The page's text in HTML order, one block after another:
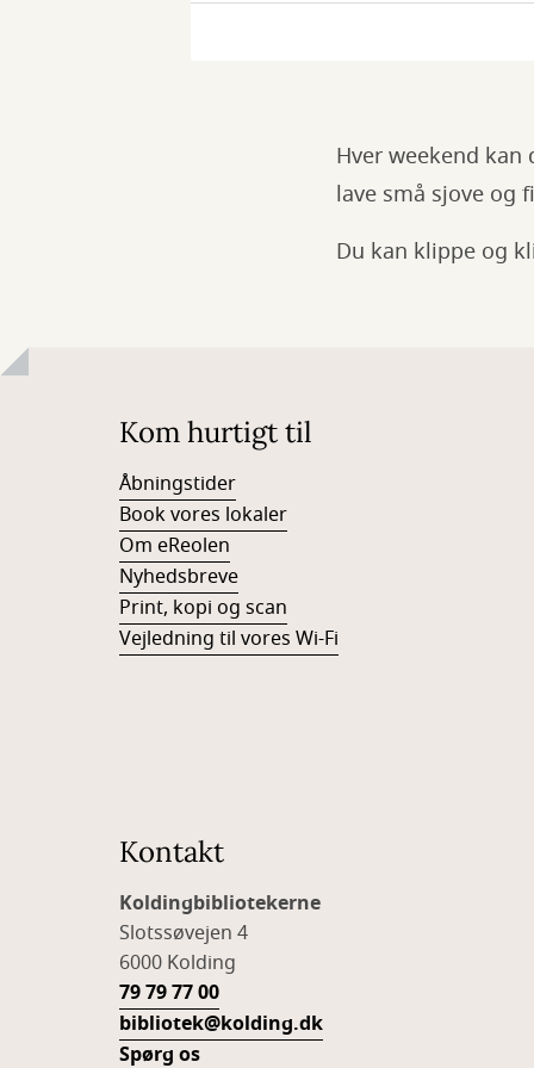
Hver weekend
lave små sjove og
Du kan klippe og
Kom hurtigt til
Åbningstider
Book vores lokaler
Om eReolen
Nyhedsbreve
Print, kopi og scan
Vejledning til vores Wi-Fi
Kontakt
Koldingbibliotekerne
Slotssøvejen 4
6000 Kolding
79 79 77 00
bibliotek@kolding.dk
Spørg os